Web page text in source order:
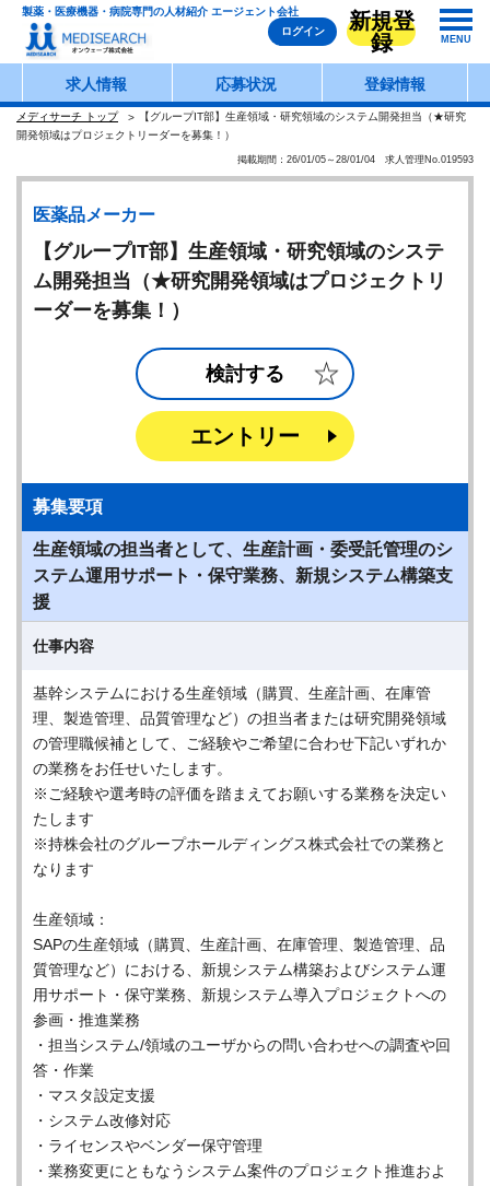
製薬・医療機器・病院専門の人材紹介 エージェント会社
ログイン
新規登
録
MENU
求人情報 応募状況 登録情報
メディサーチ トップ
【グループIT部】生産領域・研究領域のシステム開発担当（★研究
開発領域はプロジェクトリーダーを募集！）
掲載期間：26/01/05～28/01/04 求人管理No.019593
医薬品メーカー
【グループIT部】生産領域・研究領域のシステ
ム開発担当（★研究開発領域はプロジェクトリ
ーダーを募集！）
検討する
エントリー
募集要項
生産領域の担当者として、生産計画・委受託管理のシ
ステム運用サポート・保守業務、新規システム構築支
援
仕事内容
基幹システムにおける生産領域（購買、生産計画、在庫管
理、製造管理、品質管理など）の担当者または研究開発領域
の管理職候補として、ご経験やご希望に合わせ下記いずれか
の業務をお任せいたします。
※ご経験や選考時の評価を踏まえてお願いする業務を決定い
たします
※持株会社のグループホールディングス株式会社での業務と
なります
生産領域：
SAPの生産領域（購買、生産計画、在庫管理、製造管理、品
質管理など）における、新規システム構築およびシステム運
用サポート・保守業務、新規システム導入プロジェクトへの
参画・推進業務
・担当システム/領域のユーザからの問い合わせへの調査や回
答・作業
・マスタ設定支援
・システム改修対応
・ライセンスやベンダー保守管理
・業務変更にともなうシステム案件のプロジェクト推進およ